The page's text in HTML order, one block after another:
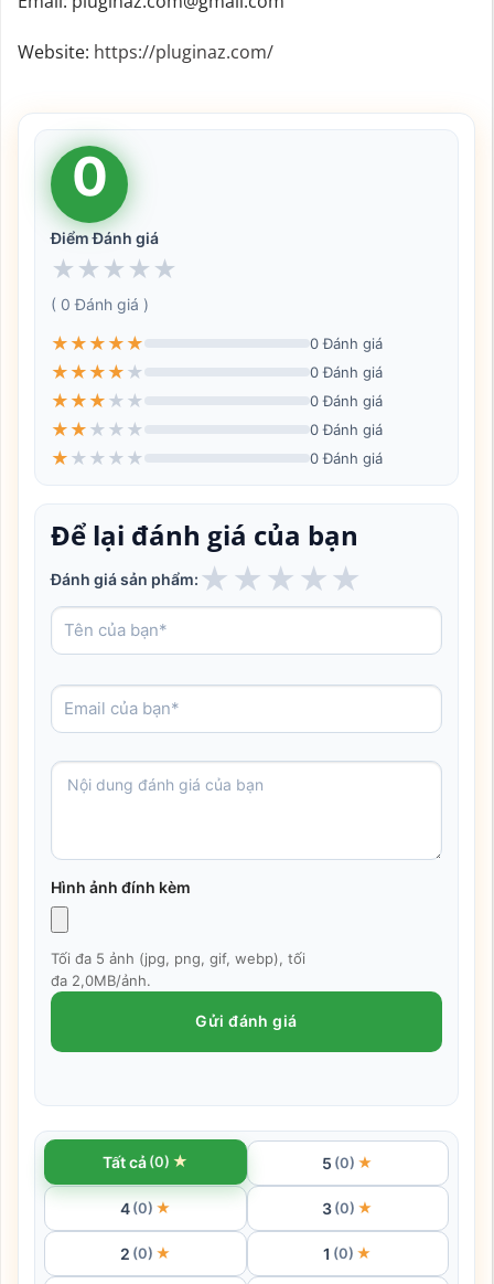
Website: https://pluginaz.com/
0
Điểm Đánh giá
★ ★ ★ ★ ★
( 0 Đánh giá )
★ ★ ★ ★ ★ 0 Đánh giá
★ ★ ★ ★ ★ 0 Đánh giá
★ ★ ★ ★ ★ 0 Đánh giá
★ ★ ★ ★ ★ 0 Đánh giá
★ ★ ★ ★ ★ 0 Đánh giá
Để lại đánh giá của bạn
Đánh giá sản phẩm: ★ ★ ★ ★★
Hình ảnh đính kèm
Tối đa 5 ảnh (jpg, png, gif, webp), tối
đa 2,0MB/ảnh.
Gửi đánh giá
Tất cả (0) ★ 5 (0) ★
4 (0) ★ 3 (0) ★
2 (0) ★ 1 (0) ★